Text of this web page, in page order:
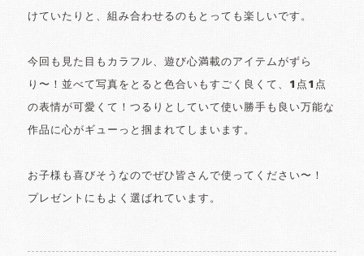
けていたりと、組み合わせるのもとっても楽しいです。
今回も見た目もカラフル、遊び心満載のアイテムがずら
り〜！並べて写真をとると色合いもすごく良くて、1点1点
の表情が可愛くて！つるりとしていて使い勝手も良い万能な
作品に心がギューっと掴まれてしまいます。
お子様も喜びそうなのでぜひ皆さんで使ってください〜！
プレゼントにもよく選ばれています。